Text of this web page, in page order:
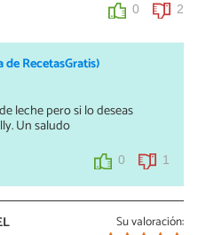
0 2
RecetasGratis)
leche pero si lo deseas
Un saludo
0 1
Su valoración: